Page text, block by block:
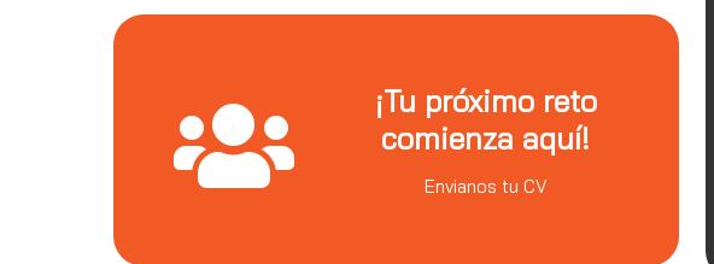
¡Tu próximo reto
comienza aquí!
Envianos tu CV